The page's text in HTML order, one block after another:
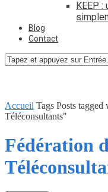
KEEP
Blog
Contact
Accueil Tags Posts tagged
Téléconsultants"
Fédération